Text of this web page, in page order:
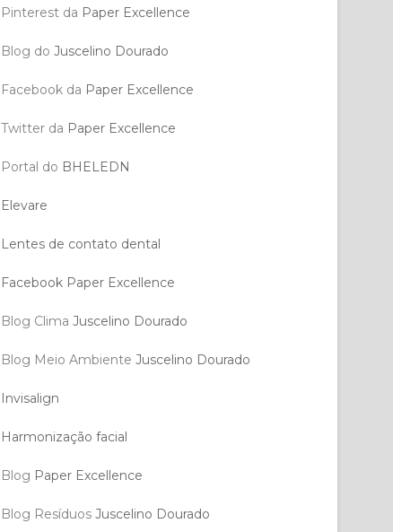
Pinterest da Paper Excellence
Blog do Juscelino Dourado
Facebook da Paper Excellence
Twitter da Paper Excellence
Portal do BHELEDN
Elevare
Lentes de contato dental
Facebook Paper Excellence
Blog Clima Juscelino Dourado
Blog Meio Ambiente Juscelino Dourado
Invisalign
Harmonização facial
Blog Paper Excellence
Blog Resíduos Juscelino Dourado